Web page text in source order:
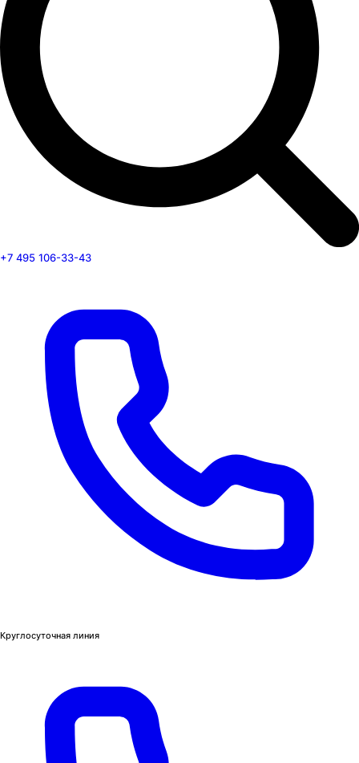
+7 495 106-33-43
Круглосуточная линия